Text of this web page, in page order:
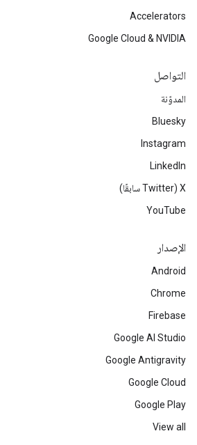
Accelerators
Google Cloud & NVIDIA
التواصل
المدوّنة
Bluesky
Instagram
LinkedIn
‫X ‏(Twitter سابقًا)
YouTube
الإصدار
Android
Chrome
Firebase
Google AI Studio
Google Antigravity
Google Cloud
Google Play
View all